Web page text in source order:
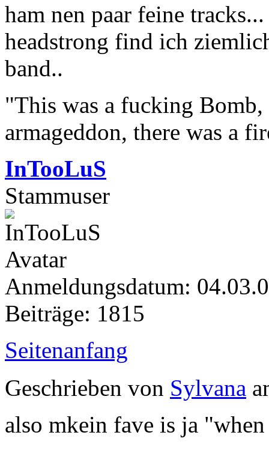
ham nen paar feine tracks...
headstrong find ich
band..
"This was a fucking Bomb,
armageddon, there was a
InTooLuS
Stammuser
Anmeldungsdatum:
Beiträge: 1815
Seitenanfang
Geschrieben von Sylvana
also mkein fave is ja